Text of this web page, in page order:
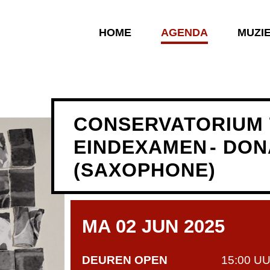
HOME AGENDA
EINDEXAMEN -
(SAXOPHONE)
MA 02 JUN 2025
DEUREN OPEN
15:00